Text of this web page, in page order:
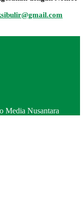
Nusantara